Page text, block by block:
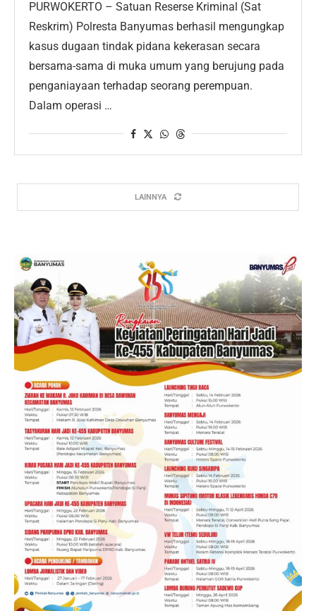
PURWOKERTO – Satuan Reserse Kriminal (Sat
Reskrim) Polresta Banyumas berhasil mengungkap
kasus dugaan tindak pidana kekerasan secara
bersama-sama di muka umum yang berujung pada
penganiayaan terhadap seorang perempuan.
Dalam operasi …
LAINNYA